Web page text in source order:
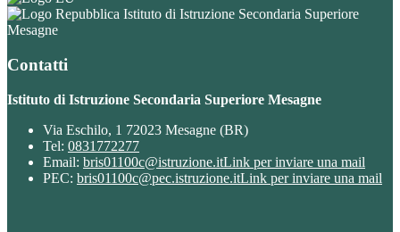
Istituto di Istruzione Secondaria Superiore
Mesagne
Contatti
Istituto di Istruzione Secondaria Superiore Mesagne
Via Eschilo, 1 72023 Mesagne (BR)
Tel: 0831772277
Email: bris01100c@istruzione.itLink per inviare una mail
PEC: bris01100c@pec.istruzione.itLink per inviare una mail